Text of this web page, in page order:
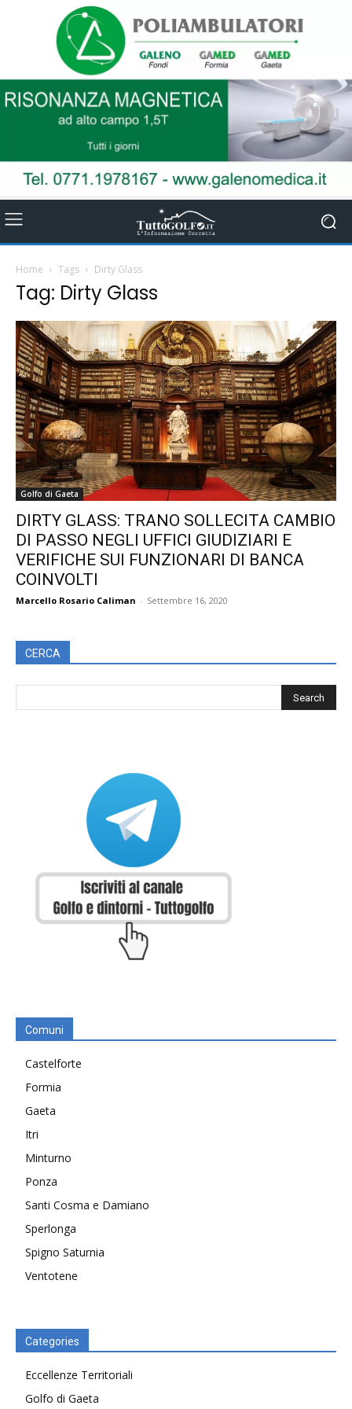
Home Tags Dirty Glass
Tag: Dirty Glass
Golfo di Gaeta
DIRTY GLASS: TRANO SOLLECITA CAMBIO
DI PASSO NEGLI UFFICI GIUDIZIARI E
VERIFICHE SUI FUNZIONARI DI BANCA
COINVOLTI
Marcello Rosario Caliman - Settembre 16, 2020
CERCA
Comuni
Castelforte
Formia
Gaeta
Itri
Minturno
Ponza
Santi Cosma e Damiano
Sperlonga
Spigno Saturnia
Ventotene
Categories
Eccellenze Territoriali
Golfo di Gaeta